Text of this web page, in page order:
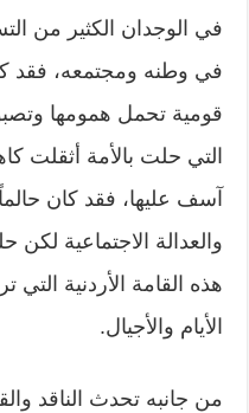
في الوجدان الكثير من
في وطنه ومجتمعه، فقد
قومية تحمل همومها
التي حلت بالأمة أثقلت
آسف عليها، فقد كان
والعدالة الاجتماعية
هذه القامة الأردنية
الأيام والأجيال.
من جانبه تحدث الناقد